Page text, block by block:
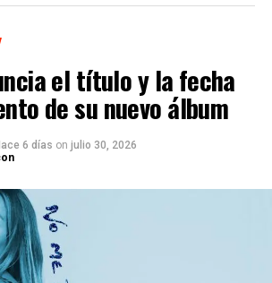
el título y la fecha
de su nuevo álbum
6 días on julio 30, 2026